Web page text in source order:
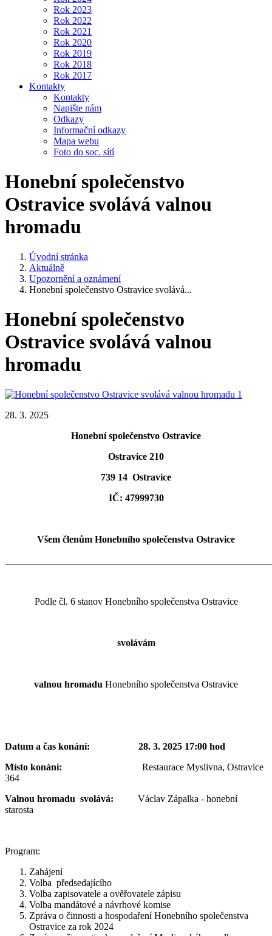
Rok 2023
Rok 2022
Rok 2021
Rok 2020
Rok 2019
Rok 2018
Rok 2017
Kontakty
Kontakty
Napište nám
Odkazy
Informační odkazy
Mapa webu
Foto do soc. sítí
Honební společenstvo
Ostravice svolává valnou
hromadu
Úvodní stránka
Aktuálně
Upozornění a oznámení
Honební společenstvo Ostravice svolává...
Honební společenstvo
Ostravice svolává valnou
hromadu
28. 3. 2025
Honební společenstvo Ostravice
Ostravice 210
739 14 Ostravice
IČ: 47999730
Všem členům Honebního společenstva Ostravice
Podle čl. 6 stanov Honebního společenstva Ostravice
svolávám
valnou hromadu Honebního společenstva Ostravice
Datum a čas konání: 28. 3. 2025 17:00 hod
Místo konání: Restaurace Myslivna, Ostravice
364
Valnou hromadu svolává: Václav Zápalka - honební
starosta
Program:
Zahájení
Volba předsedajícího
Volba zapisovatele a ověřovatele zápisu
Volba mandátové a návrhové komise
Zpráva o činnosti a hospodaření Honebního společenstva
Ostravice za rok 2024